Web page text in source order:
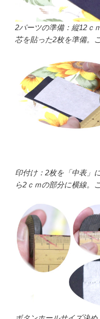
2パーツの準備：縦12ｃ
芯を貼った2枚を準備。
印付け：2枚を「中表」
ら2ｃｍの部分に横線。